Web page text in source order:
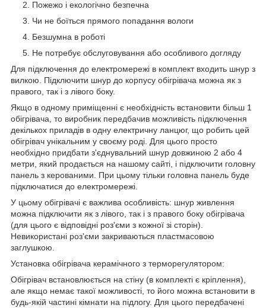
Пожежо і екологічно безпечна
Чи не боїться прямого попадання вологи
Безшумна в роботі
Не потребує обслуговування або особливого догляду
Для підключення до електромережі в комплект входить шнур з
вилкою. Підключити шнур до корпусу обігрівача можна як з
правого, так і з лівого боку.
Якщо в одному приміщенні є необхідність встановити більш 1
обігрівача, то виробник передбачив можливість підключення
декількох приладів в одну електричну ланцюг, що робить цей
обігрівач унікальним у своєму роді. Для цього просто
необхідно придбати з'єднувальний шнур довжиною 2 або 4
метри, який продається на нашому сайті, і підключити головну
панель з керованими. При цьому тільки головна панель буде
підключатися до електромережі.
У цьому обігрівачі є важлива особливість: шнур живлення
можна підключити як з лівого, так і з правого боку обігрівача
(для цього є відповідні роз'єми з кожної зі сторін).
Невикористані роз'єми закриваються пластмасовою
заглушкою.
Установка обігрівача керамічного з терморегулятором:
Обігрівач встановлюється на стіну (в комплекті є кріплення),
але якщо немає такої можливості, то його можна встановити в
будь-якій частині кімнати на підлогу. Для цього передбачені